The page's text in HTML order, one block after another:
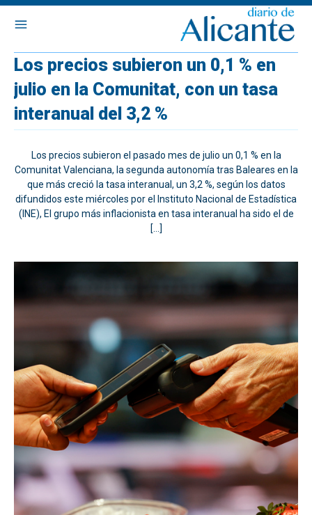
Los precios subieron un 0,1 % en
julio en la Comunitat, con un tasa
interanual del 3,2 %
Los precios subieron el pasado mes de julio un 0,1 % en la
Comunitat Valenciana, la segunda autonomía tras Baleares en la
que más creció la tasa interanual, un 3,2 %, según los datos
difundidos este miércoles por el Instituto Nacional de Estadística
(INE), El grupo más inflacionista en tasa interanual ha sido el de
[…]